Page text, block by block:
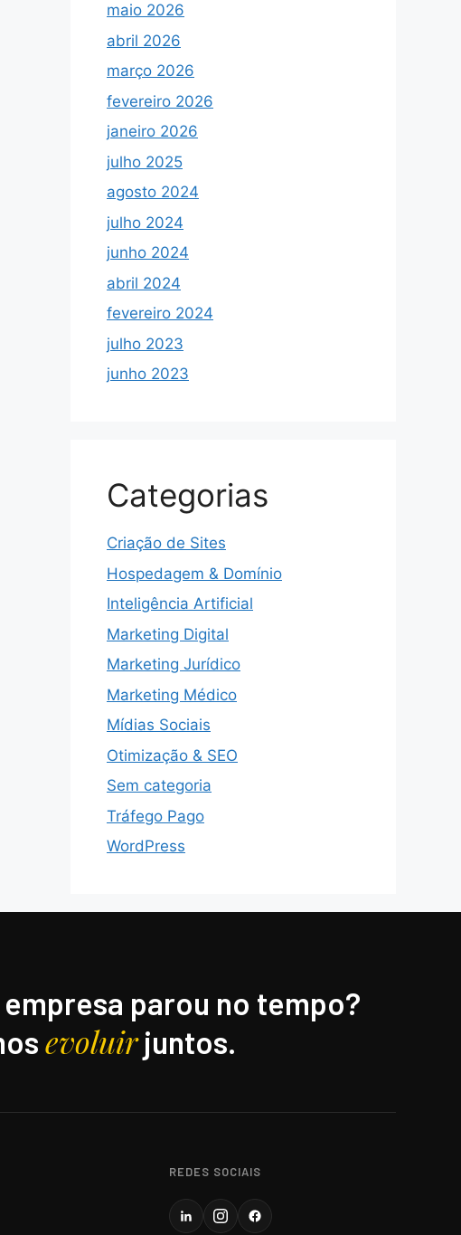
maio 2026
abril 2026
março 2026
fevereiro 2026
janeiro 2026
julho 2025
agosto 2024
julho 2024
junho 2024
abril 2024
fevereiro 2024
julho 2023
junho 2023
Categorias
Criação de Sites
Hospedagem & Domínio
Inteligência Artificial
Marketing Digital
Marketing Jurídico
Marketing Médico
Mídias Sociais
Otimização & SEO
Sem categoria
Tráfego Pago
WordPress
empresa parou no tempo?
evoluirjuntos.
REDES SOCIAIS